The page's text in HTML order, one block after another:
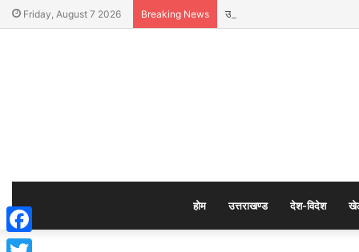
Friday, August 7 2026 Breaking News उत्तराखंड में ड्रग्स के खिलाफ
होम उत्तराखण्ड देश-विदेश
Facebook